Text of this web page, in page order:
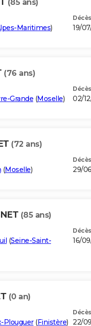
(85 ans)
Maritimes)
Décès
19/
(76 ans)
Grande (Moselle)
Décès
02/
(72 ans)
(Moselle)
Décès
29/
(85 ans)
(Seine-Saint-
Décès
16/
(0 an)
Plouguer(Finistère)
Décès
22/